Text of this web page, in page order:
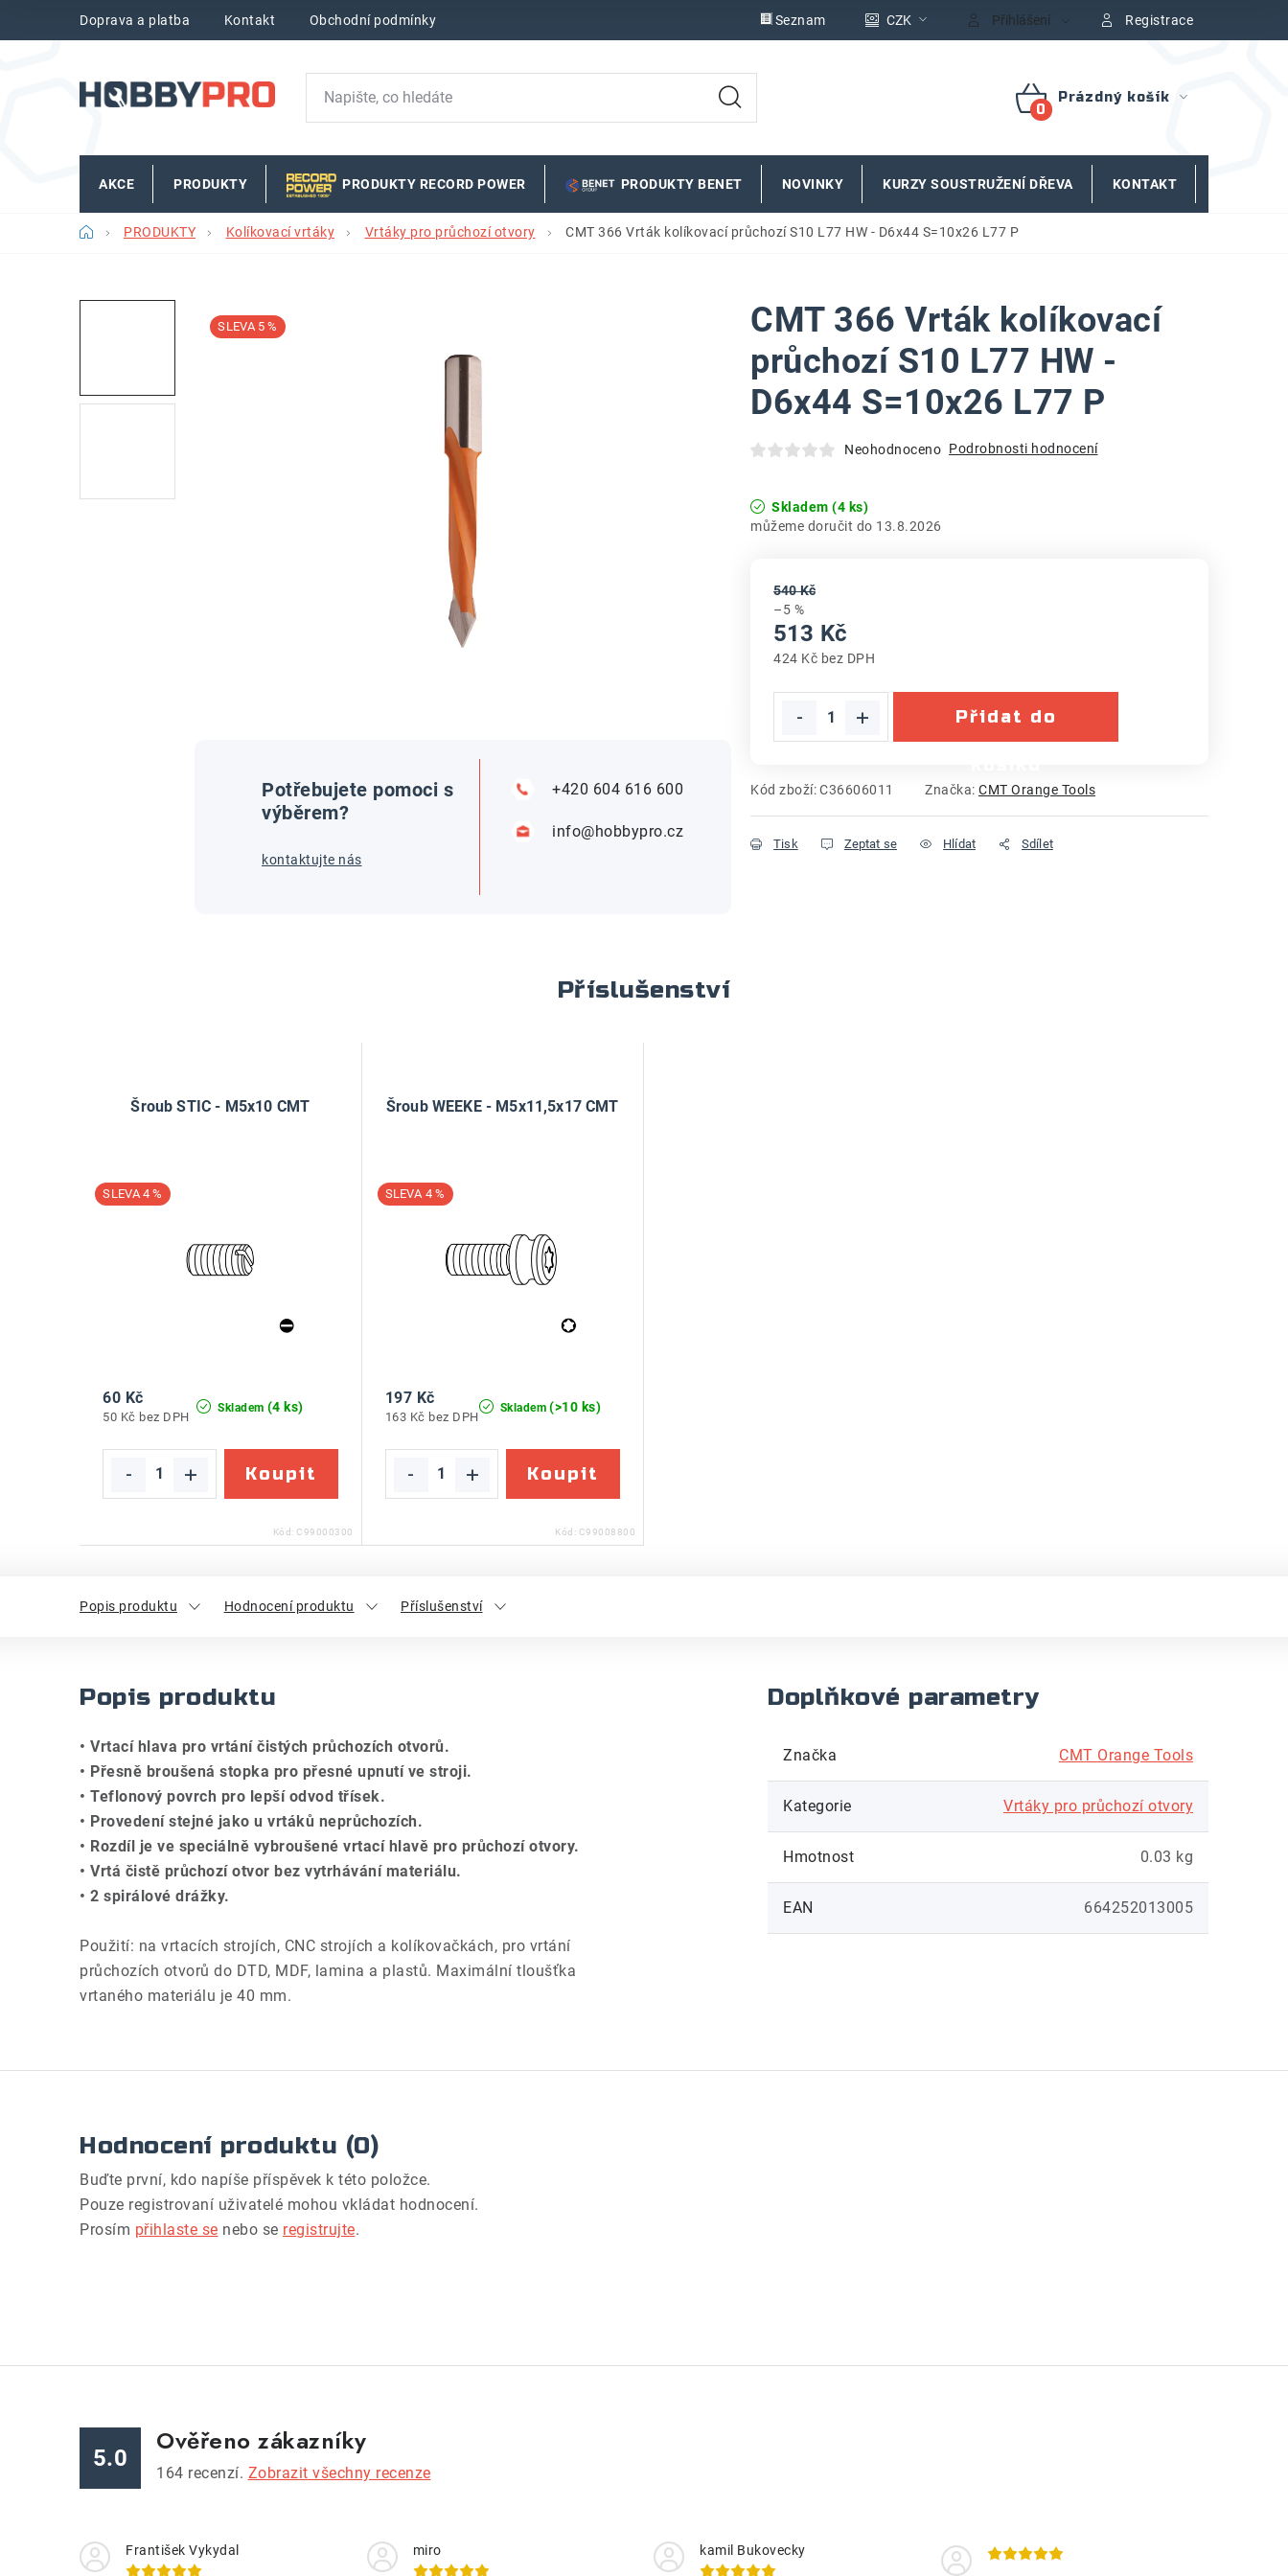
Doprava a platba Kontakt Obchodní podmínky Seznam CZK Přihlášení Registrace
NÁKUPNÍ
Prázdný košík
AKCE PRODUKTY PRODUKTY RECORD POWER PRODUKTY BENET NOVINKY KURZY SOUSTRUŽENÍ DŘEVA KONTAKT
DomůPRODUKTY Kolíkovací vrtáky Vrtáky pro průchozí otvory CMT 366 Vrták kolíkovací průchozí S10 L77 HW - D6x44 S=10x26 L77 P
CMT 366 Vrták kolíkovací
průchozí S10 L77 HW -
D6x44 S=10x26 L77 P
Neohodnoceno Podrobnosti hodnocení
Skladem (4 ks)
13.8.2026
540 Kč
–5 %
513 Kč
424 Kč bez DPH
Přidat do
Kód zboží:C36606011 Značka: CMT Orange Tools
Tisk Zeptat se Hlídat Sdílet
5 %
Potřebujete pomoci s
výběrem?
kontaktujte nás
+420 604 616 600
info@hobbypro.cz
Příslušenství
Šroub STIC - M5x10 CMT
4 %
Skladem (4 ks)
50 Kč bez DPH
60 Kč
Kód: C99000300
Šroub WEEKE - M5x11,5x17 CMT
4 %
Skladem (>10 ks)
163 Kč bez DPH
197 Kč
Kód: C99008800
Popis produktu Hodnocení produktu Příslušenství
Popis produktu
• Vrtací hlava pro vrtání čistých průchozích otvorů.
• Přesně broušená stopka pro přesné upnutí ve stroji.
• Teflonový povrch pro lepší odvod třísek.
• Provedení stejné jako u vrtáků neprůchozích.
• Rozdíl je ve speciálně vybroušené vrtací hlavě pro průchozí otvory.
• Vrtá čistě průchozí otvor bez vytrhávání materiálu.
• 2 spirálové drážky.
Použití: na vrtacích strojích, CNC strojích a kolíkovačkách, pro vrtání
průchozích otvorů do DTD, MDF, lamina a plastů. Maximální tloušťka
vrtaného materiálu je 40 mm.
Doplňkové parametry
Značka CMT Orange Tools
Kategorie Vrtáky pro průchozí otvory
Hmotnost 0.03 kg
EAN 664252013005
Hodnocení produktu (0)
Buďte první, kdo napíše příspěvek k této položce.
Pouze registrovaní uživatelé mohou vkládat hodnocení.
Prosím přihlaste se nebo se registrujte.
5.0
Ověřeno zákazníky
164 recenzí. Zobrazit všechny recenze
František Vykydal miro kamil Bukovecky